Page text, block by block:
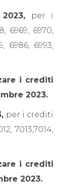
per i
6969, 6970,
6986, 6993,
i crediti
2023.
per i crediti
7013,7014,
i crediti
2023.